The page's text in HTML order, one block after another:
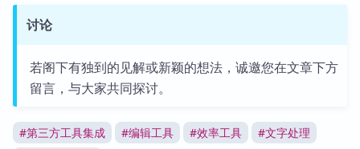
讨论
若阁下有独到的见解或新颖的想法，诚邀您在文章下方
留言，与大家共同探讨。
#第三方工具集成 #编辑工具 #效率工具 #文字处理